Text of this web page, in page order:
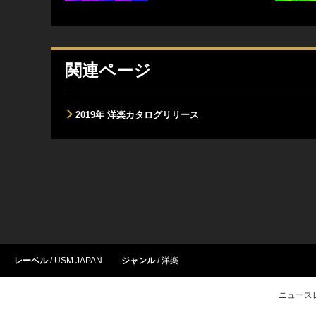
関連ページ
2019年 洋楽カタログリリース
レーベル USM JAPAN ジャンル 洋楽
ニュース